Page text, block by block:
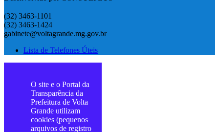
(32) 3463-1101
(32) 3463-1424
gabinete@voltagrande.mg.gov.br
Lista de Telefones Úteis
O site e o Portal da
Transparência da
Prefeitura de Volta
Grande utilizam
cookies (pequenos
arquivos de registro